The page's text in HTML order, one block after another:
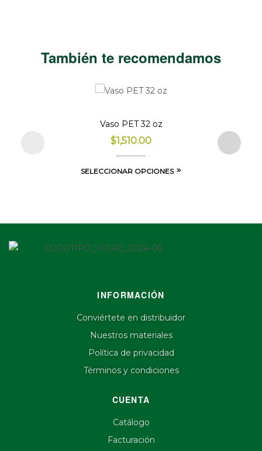
También te recomendamos
Vaso PET 32 oz
$1,510.00
SELECCIONAR OPCIONES
INFORMACIÓN
Conviértete en distribuidor
Nuestros materiales
Política de privacidad
Términos y condiciones
CUENTA
Catálogo
Facturación